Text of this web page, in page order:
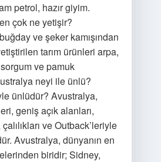
petrol, hazır giyim.
çok ne yetişir?
ve şeker kamışından
tarım ürünleri arpa,
ve pamuk
neyi ile ünlü?
ünlüdür? Avustralya,
geniş açık alanları,
ve Outback’leriyle
Avustralya, dünyanın en
biridir; Sidney,